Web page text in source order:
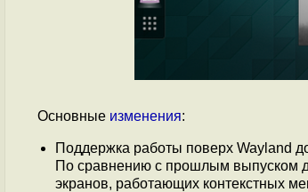
Основные изменения:
Поддержка работы поверх Wayland
По сравнению с прошлым выпуском
экранов, работающих контекстных